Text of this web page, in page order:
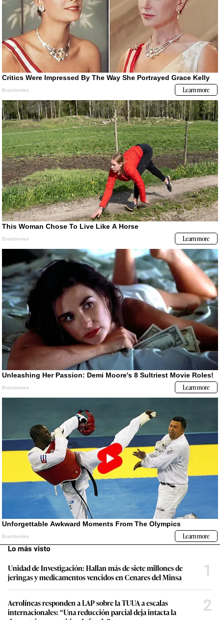
Lo más visto
Unidad de Investigación: Hallan más de siete millones de
jeringas y medicamentos vencidos en Cenares del Minsa
1
Aerolíneas responden a LAP sobre la TUUA a escalas
internacionales: “Una reducción parcial deja intacta la
2